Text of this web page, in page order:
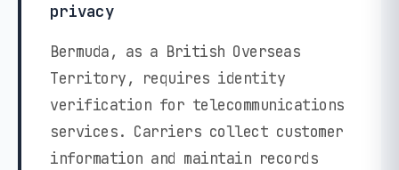
privacy
Bermuda, as a British Overseas
Territory, requires identity
verification for telecommunications
services. Carriers collect customer
information and maintain records